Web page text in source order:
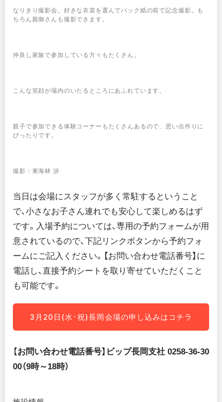
なりきり撮影会。好きな衣裳を選んでバック紙の前で記念撮影。も
ちろん親御さんも撮影できます。
仲良し家族で参加している方々もたくさん。
こんな笑顔が場内のいたるところにあふれています。
親子で参加できる体験コーナーもたくさんあるので、思い出作りに
ぴったりです。
撮影：東海林 渉
当日は会場にスタッフが多く常駐するということ
で、小さなお子さん連れでも安心して楽しめるはず
です。入場予約については、専用の予約フォームが用
意されているので、下記リンクボタンから予約フォ
ームにご記入ください。【お問い合わせ電話番号】に
電話し、直接予約シートを取り寄せていただくこと
も可能です。
3月20日(水･祝)長岡会場の申し込みはコチラ
【お問い合わせ電話番号】ビップ長岡支社 0258-36-30
00（9時～18時）